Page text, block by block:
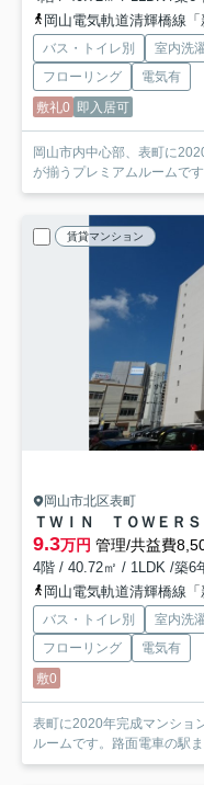
岡山電気軌道清輝橋線
バス・トイレ別 室内洗
フローリング
電気有
敷礼0 即入居可
岡山市内中心部、表町に
が揃うプレミアムルームで
賃貸マンション
岡山市北区表町
ＴＷＩＮ ＴＯＷＥＲ
9.3万円 管理/共益費
4階 / 40.72㎡ / 1LDK /築6
岡山電気軌道清輝橋線
バス・トイレ別 室内洗
フローリング
電気有
敷0
表町に2020年完成マンショ
ルームです。路面電車の駅